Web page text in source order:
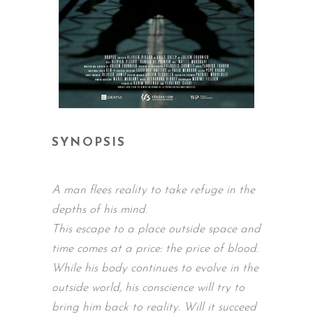
SYNOPSIS
A man flees reality to take refuge in the
depths of his mind.
This escape to a place outside space and
time comes at a price: the price of blood.
While his body continues to evolve in the
outside world, his conscience will try to
bring him back to reality. Will it succeed